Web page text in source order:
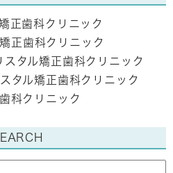
正歯科クリニック
正歯科クリニック
スタル矯正歯科クリニック
タル矯正歯科クリニック
科クリニック